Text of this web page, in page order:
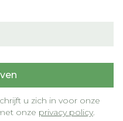
u zich in voor onze
onze privacy policy.